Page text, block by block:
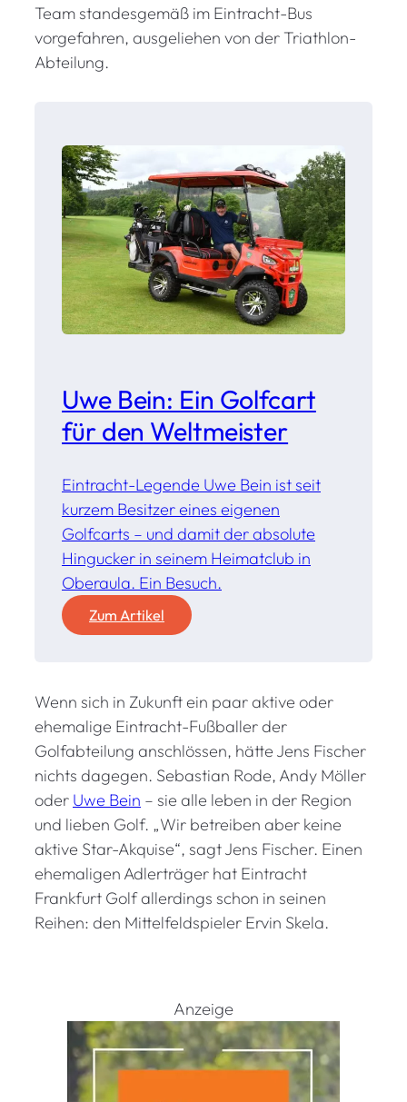
Team standesgemäß im Eintracht-Bus
vorgefahren, ausgeliehen von der Triathlon-
Abteilung.
Uwe Bein: Ein Golfcart
für den Weltmeister
Eintracht-Legende Uwe Bein ist seit
kurzem Besitzer eines eigenen
Golfcarts – und damit der absolute
Hingucker in seinem Heimatclub in
Oberaula. Ein Besuch.
Zum Artikel
U
B
e
i
n
E
i
n
G
o
l
t
f
ü
Wenn sich in Zukunft ein paar aktive oder
ehemalige Eintracht-Fußballer der
Golfabteilung anschlössen, hätte Jens Fischer
nichts dagegen. Sebastian Rode, Andy Möller
oder Uwe Bein – sie alle leben in der Region
und lieben Golf. „Wir betreiben aber keine
aktive Star-Akquise“, sagt Jens Fischer. Einen
ehemaligen Adlerträger hat Eintracht
Frankfurt Golf allerdings schon in seinen
Reihen: den Mittelfeldspieler Ervin Skela.
Anzeige